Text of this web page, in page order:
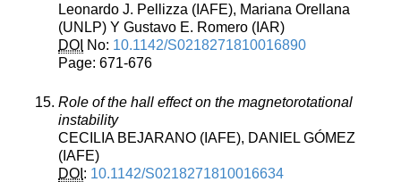
Leonardo J. Pellizza (IAFE), Mariana Orellana
(UNLP) Y Gustavo E. Romero (IAR)
DOI No: 10.1142/S0218271810016890
Page: 671-676
Role of the hall effect on the magnetorotational
instability
CECILIA BEJARANO (IAFE), DANIEL GÓMEZ
(IAFE)
DOI : 10.1142/S0218271810016634